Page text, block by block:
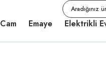
Cam Emaye Elektrikli